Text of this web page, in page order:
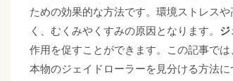
ための効果的な方法です。環境ストレス
く、むくみやくすみの原因となります。 ジ
作用を促すことができます。この記事で
本物のジェイドローラーを見分ける方法に